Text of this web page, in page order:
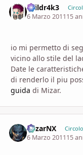
3vildr4k3
6 Marzo 201115
io mi permetto di
vicino allo stile del
Date le
di renderlo il piu
guida di Mizar.
MizarNX
6 Marzo 201115